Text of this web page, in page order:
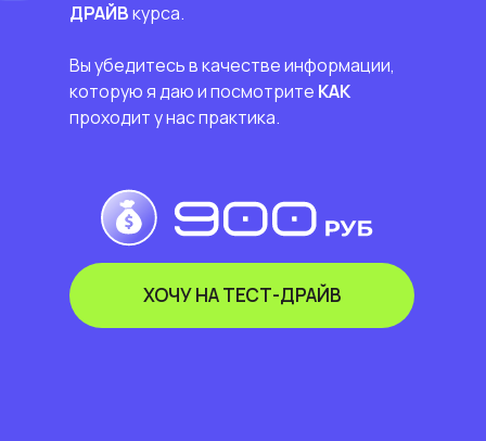
ХОЧУ НА ТЕСТ-ДРАЙВ
ДРАЙВкурса.
Вы убедитесь в качестве информации,
которую я даю и посмотрите КАК
проходит у нас практика.